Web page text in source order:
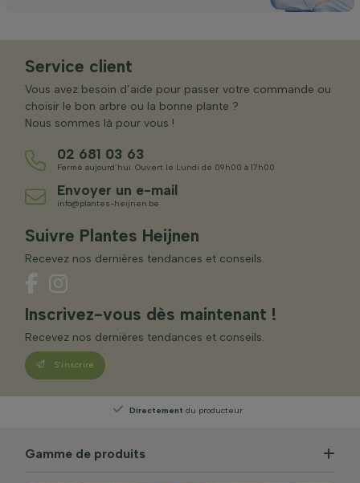
Service client
Vous avez besoin d’aide pour passer votre commande ou
choisir le bon arbre ou la bonne plante ?
Nous sommes là pour vous !
02 681 03 63
Fermé aujourd’hui. Ouvert le Lundi de 09h00 à 17h00
Envoyer un e-mail
info@plantes-heijnen.be
Suivre Plantes Heijnen
Recevez nos dernières tendances et conseils.
Inscrivez-vous dès maintenant !
Recevez nos dernières tendances et conseils.
S’inscrire
Directement du producteur
Gamme de produits